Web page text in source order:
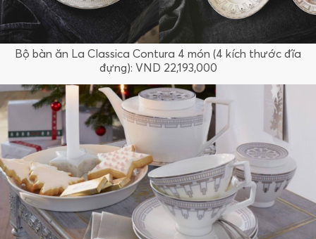
Bộ bàn ăn La Classica Contura 4 món (4 kích thước đĩa
đựng): VND 22,193,000